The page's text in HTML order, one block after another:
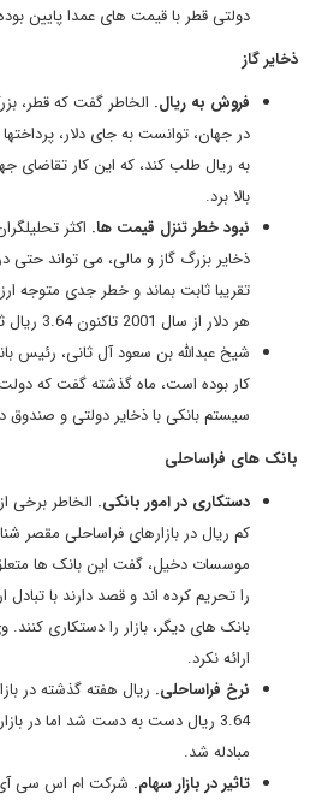
دولتی قطر با قیمت های عمدا پایین
ذخایر گاز
فروش به ریال. الخاطر گفت که قطر،
در جهان، توانست به جای دلار،
به ریال طلب کند، که این کار تقاضای
بالا برد.
نبود خطر تنزل قیمت ها. اکثر
ذخایر بزرگ گاز و مالی، می تواند حتی
تقریبا ثابت بماند و خطر جدی متوجه
هر دلار از سال 2001 تاکنون 3.64 ریال ثابت مانده است.
کار بوده است، ماه گذشته گفت که
سیستم بانکی با ذخایر دولتی و
بانک های فراساحلی
دستکاری در امور بانکی. الخاطر برخی
کم ریال در بازارهای فراساحلی مقصر
موسسات دخیل، گفت این بانک ها
را تحریم کرده اند و قصد دارند با
بانک های دیگر، بازار را دستکاری
ارائه نکرد.
نرخ فراساحلی. ریال هفته گذشته در
مبادله شد.
تاثیر در بازار سهام. شرکت ام اس سی